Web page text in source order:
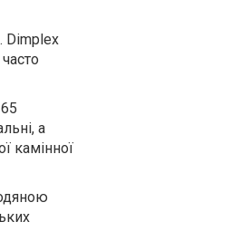
Dimplex
а
камінної